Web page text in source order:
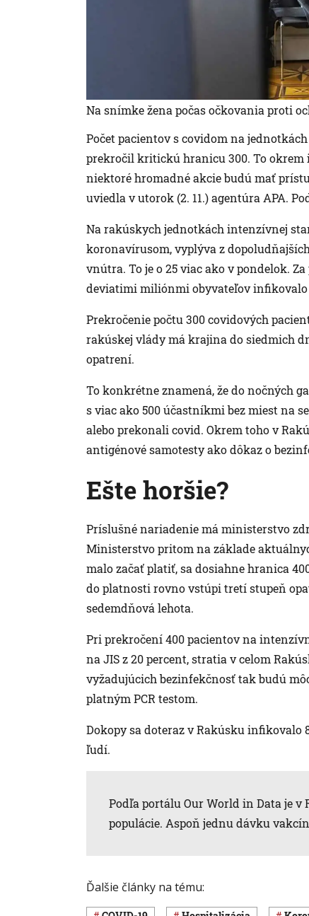
Na snímke žena počas očkovania proti
Počet pacientov s covidom na
prekročil kritickú hranicu 300. To okrem
niektoré hromadné akcie budú mať
uviedla v utorok (2. 11.) agentúra APA.
Na rakúskych jednotkách intenzívnej
koronavírusom, vyplýva z
vnútra. To je o 25 viac ako v pondelok.
deviatimi miliónmi obyvateľov infikovalo
Prekročenie počtu 300 covidových
rakúskej vlády má krajina do siedmich
opatrení.
To konkrétne znamená, že do nočných
s viac ako 500 účastníkmi bez miest na
alebo prekonali covid. Okrem toho v
antigénové samotesty ako dôkaz o
Ešte horšie?
Príslušné nariadenie má ministerstvo
Ministerstvo pritom na základe
malo začať platiť, sa dosiahne hranica
do platnosti rovno vstúpi tretí stupeň
sedemdňová lehota.
Pri prekročení 400 pacientov na
na JIS z 20 percent, stratia v celom
vyžadujúcich bezinfekčnosť tak budú
platným PCR testom.
Dokopy sa doteraz v Rakúsku infikovalo
ľudí.
Podľa portálu Our World in Data je v
populácie. Aspoň jednu dávku
Ďalšie články na tému: